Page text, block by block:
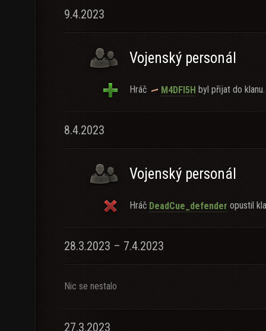
9.4.2023
Vojenský personál
Hráč M4DFI5H byl přijat do klanu.
8.4.2023
Vojenský personál
Hráč DeadCue_defender opustil
28.3.2023 – 7.4.2023
Nic se nestalo
27.3.2023